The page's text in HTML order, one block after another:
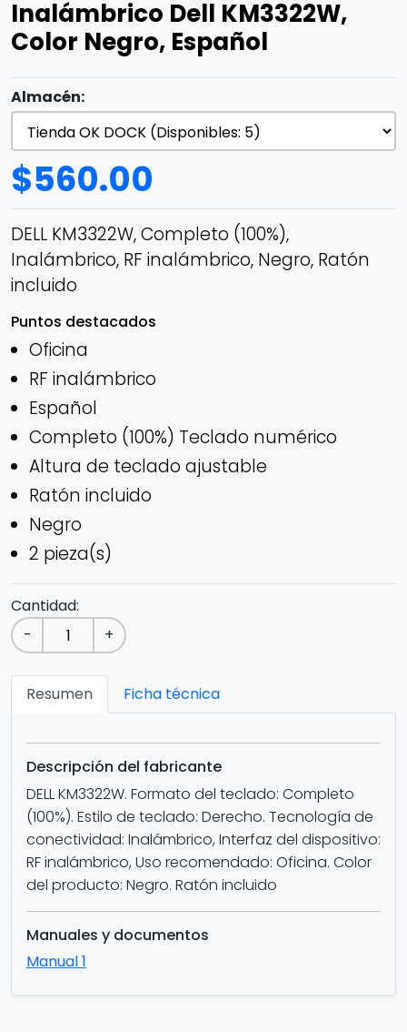
Inalámbrico Dell KM3322W,
Color Negro, Español
Almacén:
$560.00
DELL KM3322W, Completo (100%),
Inalámbrico, RF inalámbrico, Negro, Ratón
incluido
Puntos destacados
Oficina
RF inalámbrico
Español
Completo (100%) Teclado numérico
Altura de teclado ajustable
Ratón incluido
Negro
2 pieza(s)
Cantidad:
-
+
Resumen Ficha técnica
Descripción del fabricante
DELL KM3322W. Formato del teclado: Completo
(100%). Estilo de teclado: Derecho. Tecnología de
conectividad: Inalámbrico, Interfaz del dispositivo:
RF inalámbrico, Uso recomendado: Oficina. Color
del producto: Negro. Ratón incluido
Manuales y documentos
Manual 1